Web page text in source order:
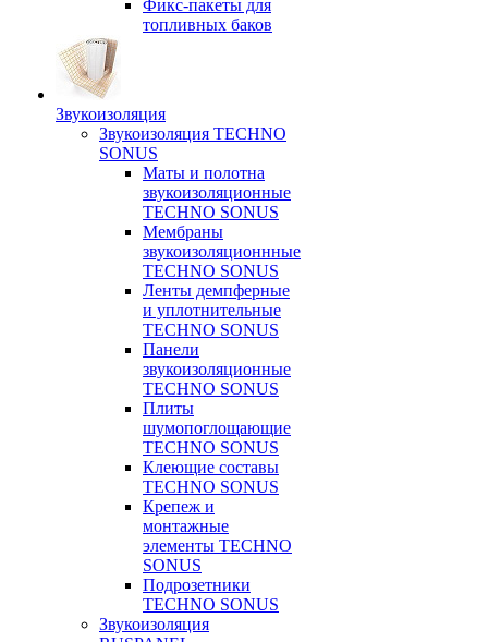
Фикс-пакеты для
топливных баков
Звукоизоляция
Звукоизоляция TECHNO
SONUS
Маты и полотна
звукоизоляционные
TECHNO SONUS
Мембраны
звукоизоляционнные
TECHNO SONUS
Ленты демпферные
и уплотнительные
TECHNO SONUS
Панели
звукоизоляционные
TECHNO SONUS
Плиты
шумопоглощающие
TECHNO SONUS
Клеющие составы
TECHNO SONUS
Крепеж и
монтажные
элементы TECHNO
SONUS
Подрозетники
TECHNO SONUS
Звукоизоляция